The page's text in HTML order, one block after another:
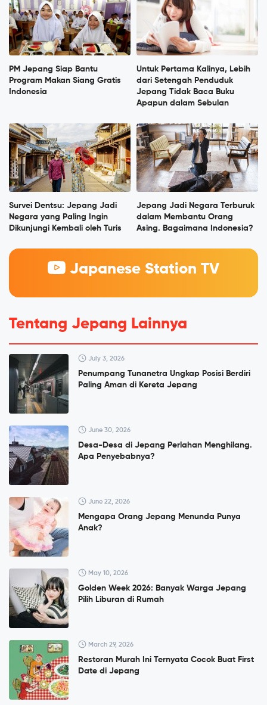
PM Jepang Siap Bantu
Program Makan Siang Gratis
Indonesia
Untuk Pertama Kalinya, Lebih
dari Setengah Penduduk
Jepang Tidak Baca Buku
Apapun dalam Sebulan
Survei Dentsu: Jepang Jadi
Negara yang Paling Ingin
Dikunjungi Kembali oleh Turis
Jepang Jadi Negara Terburuk
dalam Membantu Orang
Asing. Bagaimana Indonesia?
Japanese Station TV
Tentang Jepang Lainnya
July 3, 2026
Penumpang Tunanetra Ungkap Posisi Berdiri
Paling Aman di Kereta Jepang
June 30, 2026
Desa-Desa di Jepang Perlahan Menghilang.
Apa Penyebabnya?
June 22, 2026
Mengapa Orang Jepang Menunda Punya
Anak?
May 10, 2026
Golden Week 2026: Banyak Warga Jepang
Pilih Liburan di Rumah
March 29, 2026
Restoran Murah Ini Ternyata Cocok Buat First
Date di Jepang